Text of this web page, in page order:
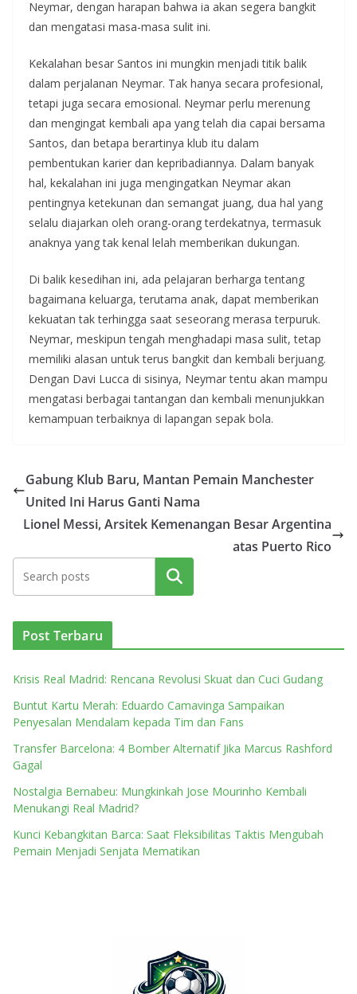
Neymar, dengan harapan bahwa ia akan segera bangkit
dan mengatasi masa-masa sulit ini.
Kekalahan besar Santos ini mungkin menjadi titik balik
dalam perjalanan Neymar. Tak hanya secara profesional,
tetapi juga secara emosional. Neymar perlu merenung
dan mengingat kembali apa yang telah dia capai bersama
Santos, dan betapa berartinya klub itu dalam
pembentukan karier dan kepribadiannya. Dalam banyak
hal, kekalahan ini juga mengingatkan Neymar akan
pentingnya ketekunan dan semangat juang, dua hal yang
selalu diajarkan oleh orang-orang terdekatnya, termasuk
anaknya yang tak kenal lelah memberikan dukungan.
Di balik kesedihan ini, ada pelajaran berharga tentang
bagaimana keluarga, terutama anak, dapat memberikan
kekuatan tak terhingga saat seseorang merasa terpuruk.
Neymar, meskipun tengah menghadapi masa sulit, tetap
memiliki alasan untuk terus bangkit dan kembali berjuang.
Dengan Davi Lucca di sisinya, Neymar tentu akan mampu
mengatasi berbagai tantangan dan kembali menunjukkan
kemampuan terbaiknya di lapangan sepak bola.
Gabung Klub Baru, Mantan Pemain Manchester
United Ini Harus Ganti Nama
Lionel Messi, Arsitek Kemenangan Besar Argentina
atas Puerto Rico
Cari
Post Terbaru
Krisis Real Madrid: Rencana Revolusi Skuat dan Cuci Gudang
Buntut Kartu Merah: Eduardo Camavinga Sampaikan
Penyesalan Mendalam kepada Tim dan Fans
Transfer Barcelona: 4 Bomber Alternatif Jika Marcus Rashford
Gagal
Nostalgia Bernabeu: Mungkinkah Jose Mourinho Kembali
Menukangi Real Madrid?
Kunci Kebangkitan Barca: Saat Fleksibilitas Taktis Mengubah
Pemain Menjadi Senjata Mematikan